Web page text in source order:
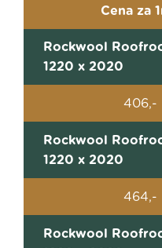
Cena za
Rockwool
1220 x 2020
406,-
Rockwool
1220 x 2020
464,-
Rockwool